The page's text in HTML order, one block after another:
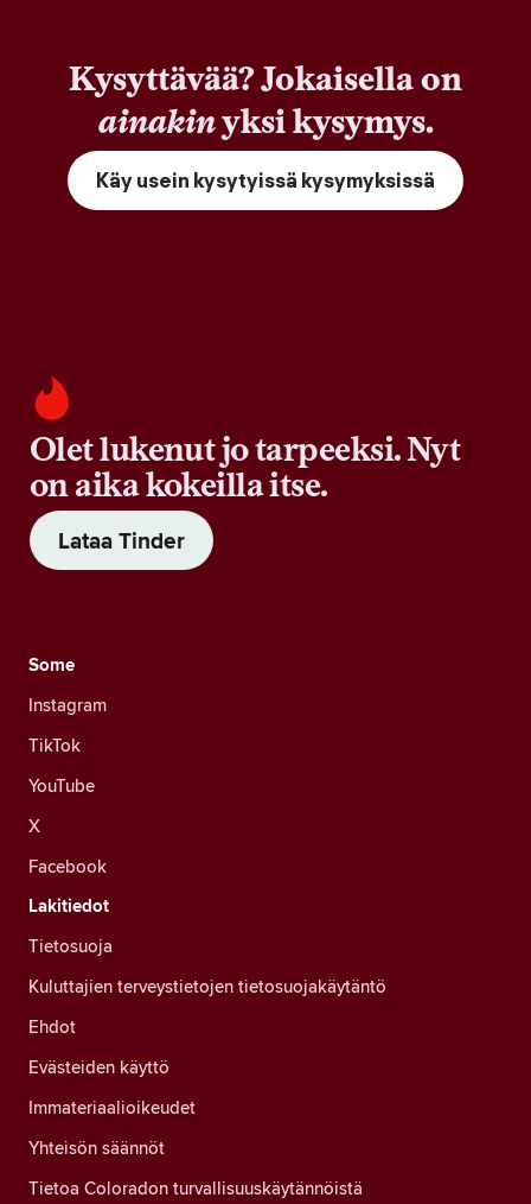
Kysyttävää? Jokaisella on
ainakinyksi kysymys.
Käy usein kysytyissä kysymyksissä
Olet lukenut jo tarpeeksi. Nyt
on aika kokeilla itse.
Lataa Tinder
Some
Instagram
TikTok
YouTube
X
Facebook
Lakitiedot
Tietosuoja
Kuluttajien terveystietojen tietosuojakäytäntö
Ehdot
Evästeiden käyttö
Immateriaalioikeudet
Yhteisön säännöt
Tietoa Coloradon turvallisuuskäytännöistä